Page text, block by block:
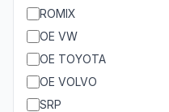
ROMIX
OE VW
OE TOYOTA
OE VOLVO
SRP